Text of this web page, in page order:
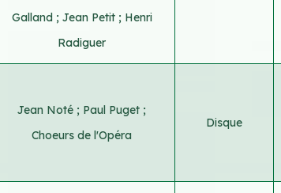
Galland ; Jean Petit ; Henri
Radiguer
Jean Noté ; Paul Puget ;
Choeurs de l'Opéra
Disque